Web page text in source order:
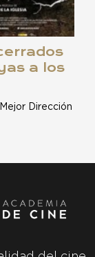
a los
Dirección